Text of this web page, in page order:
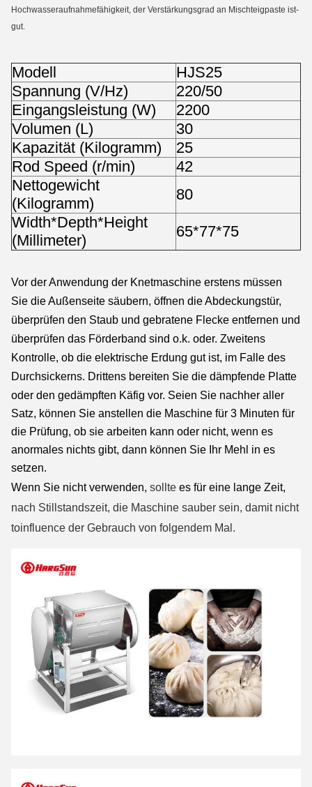
Hochwasseraufnahmefähigkeit, der Verstärkungsgrad an Mischteigpaste ist-
gut.
Modell
HJS25
Spannung (V/Hz)
220/50
Eingangsleistung (W)
2200
Volumen (L)
30
Kapazität (Kilogramm)
25
Rod Speed (r/min)
42
Nettogewicht
(Kilogramm)
80
Width*Depth*Height
(Millimeter)
65*77*75
Vor der Anwendung der Knetmaschine erstens müssen
Sie die Außenseite säubern, öffnen die Abdeckungstür,
überprüfen den Staub und gebratene Flecke entfernen und
überprüfen das Förderband sind o.k. oder. Zweitens
Kontrolle, ob die elektrische Erdung gut ist, im Falle des
Durchsickerns. Drittens bereiten Sie die dämpfende Platte
oder den gedämpften Käfig vor. Seien Sie nachher aller
Satz, können Sie anstellen die Maschine für 3 Minuten für
die Prüfung, ob sie arbeiten kann oder nicht, wenn es
anormales nichts gibt, dann können Sie Ihr Mehl in es
setzen.
Wenn Sie nicht verwenden, sollte es für eine lange Zeit,
nach Stillstandszeit, die Maschine sauber sein, damit nicht
toinfluence der Gebrauch von folgendem Mal.